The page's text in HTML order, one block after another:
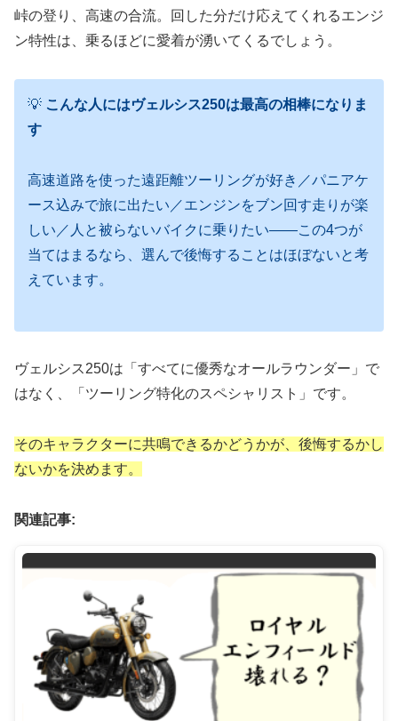
峠の登り、高速の合流。回した分だけ応えてくれるエンジ
ン特性は、乗るほどに愛着が湧いてくるでしょう。
💡 こんな人にはヴェルシス250は最高の相棒になりま
す
高速道路を使った遠距離ツーリングが好き／パニアケ
ース込みで旅に出たい／エンジンをブン回す走りが楽
しい／人と被らないバイクに乗りたい——この4つが
当てはまるなら、選んで後悔することはほぼないと考
えています。
ヴェルシス250は「すべてに優秀なオールラウンダー」で
はなく、「ツーリング特化のスペシャリスト」です。
そのキャラクターに共鳴できるかどうかが、後悔するかし
ないかを決めます。
関連記事: